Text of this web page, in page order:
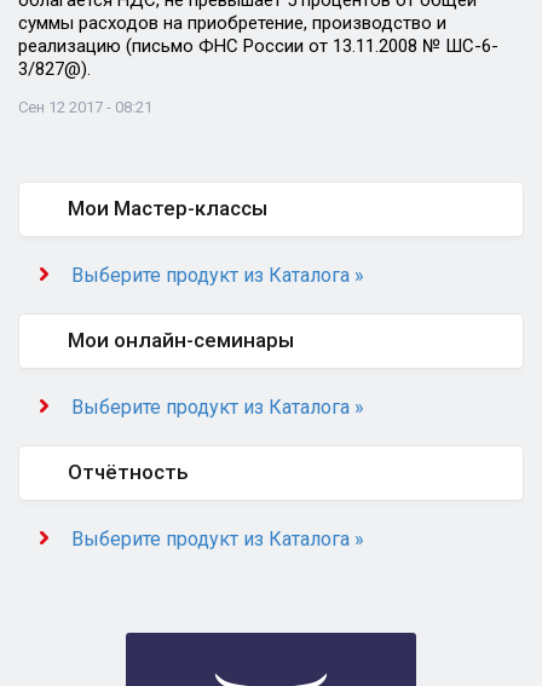
суммы расходов на приобретение, производство и
реализацию (письмо ФНС России от 13.11.2008 № ШС-6-
3/827@).
Сен 12 2017 - 08:21
Мои Мастер-классы
Выберите продукт из Каталога »
Мои онлайн-семинары
Выберите продукт из Каталога »
Отчётность
Выберите продукт из Каталога »